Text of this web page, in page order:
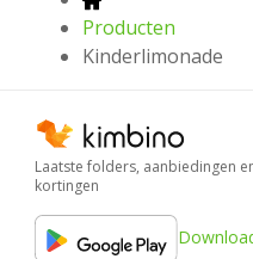
Producten
Kinderlimonade
Laatste folders, aanbiedingen
kortingen